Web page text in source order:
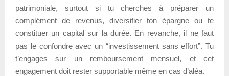
patrimoniale, surtout si tu cherches à préparer un
complément de revenus, diversifier ton épargne ou te
constituer un capital sur la durée. En revanche, il ne faut
pas le confondre avec un “investissement sans effort”. Tu
t’engages sur un remboursement mensuel, et cet
engagement doit rester supportable même en cas d’aléa.